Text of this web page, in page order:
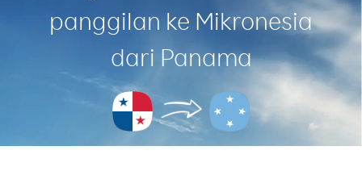
panggilan ke Mikronesia
dari Panama